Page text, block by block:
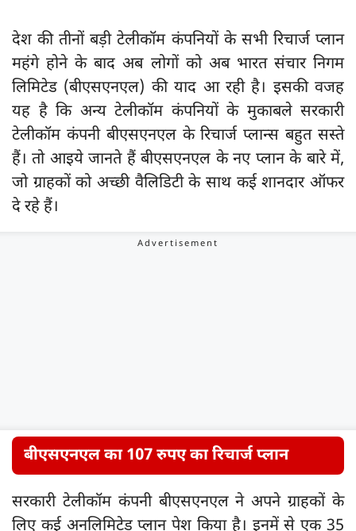
देश की तीनों बड़ी टेलीकॉम कंपनियों के सभी रिचार्ज प्लान
महंगे होने के बाद अब लोगों को अब भारत संचार निगम
लिमिटेड (बीएसएनएल) की याद आ रही है। इसकी वजह
यह है कि अन्य टेलीकॉम कंपनियों के मुकाबले सरकारी
टेलीकॉम कंपनी बीएसएनएल के रिचार्ज प्लान्स बहुत सस्ते
हैं। तो आइये जानते हैं बीएसएनएल के नए प्लान के बारे में,
जो ग्राहकों को अच्छी वैलिडिटी के साथ कई शानदार ऑफर
दे रहे हैं।
बीएसएनएल का 107 रुपए का रिचार्ज प्लान
सरकारी टेलीकॉम कंपनी बीएसएनएल ने अपने ग्राहकों के
लिए कई अनलिमिटेड प्लान पेश किया है। इनमें से एक 35